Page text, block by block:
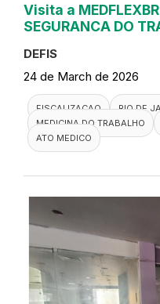
Visita a
SEGURANCA DO
DEFIS
24 de March de 2026
FISCALIZACAO
RIO DE
MEDICINA DO TRABALHO
ATO MEDICO